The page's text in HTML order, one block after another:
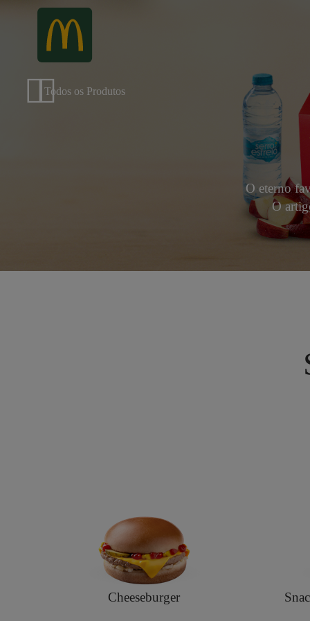
Todos os Produtos
O eterno
O
Cheeseburger